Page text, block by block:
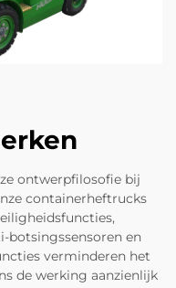
ontwerpfilosofie bij
containerheftrucks
botsingssensoren en
verminderen het
de werking aanzienlijk